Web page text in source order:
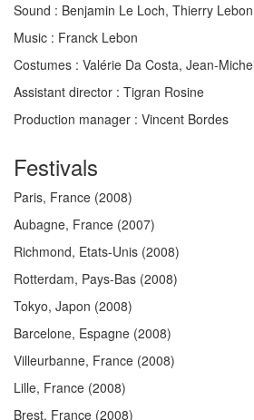
Sound : Benjamin Le Loch, Thierry Lebon
Music : Franck Lebon
Costumes : Valérie Da Costa, Jean-
Assistant director : Tigran Rosine
Production manager : Vincent Bordes
Festivals
Paris, France (2008)
Aubagne, France (2007)
Richmond, Etats-Unis (2008)
Rotterdam, Pays-Bas (2008)
Tokyo, Japon (2008)
Barcelone, Espagne (2008)
Villeurbanne, France (2008)
Lille, France (2008)
Brest, France (2008)